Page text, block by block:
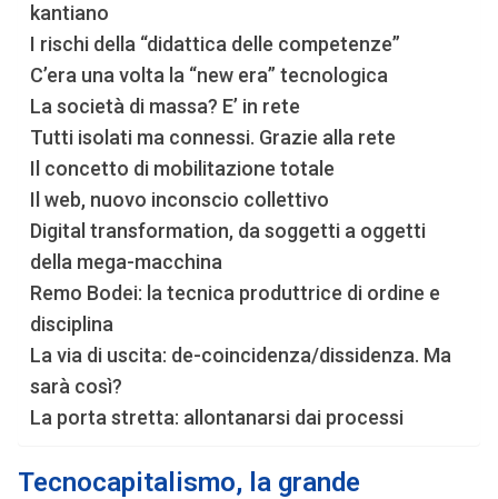
kantiano
I rischi della “didattica delle competenze”
C’era una volta la “new era” tecnologica
La società di massa? E’ in rete
Tutti isolati ma connessi. Grazie alla rete
Il concetto di mobilitazione totale
Il web, nuovo inconscio collettivo
Digital transformation, da soggetti a oggetti
della mega-macchina
Remo Bodei: la tecnica produttrice di ordine e
disciplina
La via di uscita: de-coincidenza/dissidenza. Ma
sarà così?
La porta stretta: allontanarsi dai processi
Tecnocapitalismo, la grande